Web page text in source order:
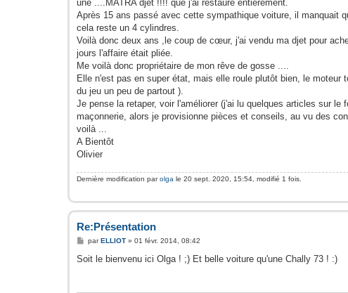
une ....MATRA djet !!!! que j'ai restauré entièrement.
Après 15 ans passé avec cette sympathique voiture, il manquait
cela reste un 4 cylindres.
Voilà donc deux ans ,le coup de cœur, j'ai vendu ma djet pour
jours l'affaire était pliée.
Me voilà donc propriétaire de mon rêve de gosse ....
Elle n'est pas en super état, mais elle roule plutôt bien, le
du jeu un peu de partout ).
Je pense la retaper, voir l'améliorer (j'ai lu quelques articles sur
maçonnerie, alors je provisionne pièces et conseils, au vu des
voilà ...
A Bientôt
Olivier
Dernière modification parolga le 20 sept. 2020, 15:54, modifié 1 fois.
Re:Présentation
M
s
parELLIOT» 01 févr. 2014, 08:42
Soit le bienvenu ici Olga ! ;) Et belle voiture qu'une Chally 73 ! :)